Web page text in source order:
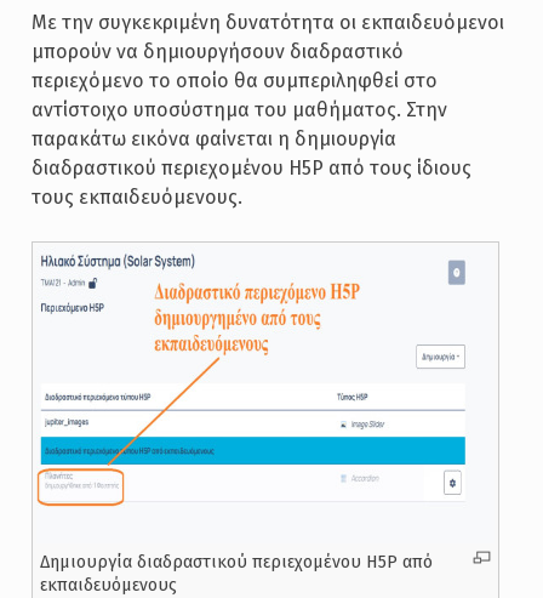
Με την συγκεκριμένη δυνατότητα οι εκπαιδευόμενοι
μπορούν να δημιουργήσουν διαδραστικό
περιεχόμενο το οποίο θα συμπεριληφθεί στο
αντίστοιχο υποσύστημα του μαθήματος. Στην
παρακάτω εικόνα φαίνεται η δημιουργία
διαδραστικού περιεχομένου H5P από τους ίδιους
τους εκπαιδευόμενους.
Δημιουργία διαδραστικού περιεχομένου H5P από
εκπαιδευόμενους